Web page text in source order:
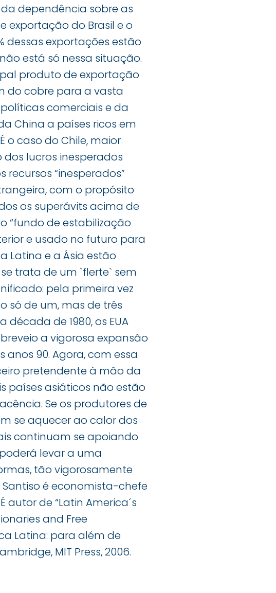
dependência sobre as
exportação do Brasil e o
dessas exportações estão
está só nessa situação.
produto de exportação
do cobre para a vasta
comerciais e da
China a países ricos em
o caso do Chile, maior
lucros inesperados
“inesperados”
com o propósito
os superávits acima de
“fundo de estabilização
e usado no futuro para
Latina e a Ásia estão
trata de um `flerte` sem
pela primeira vez
só de um, mas de três
de 1980, os EUA
a vigorosa expansão
90. Agora, com essa
pretendente à mão da
países asiáticos não estão
Se os produtores de
se aquecer ao calor dos
continuam se apoiando
levar a uma
tão vigorosamente
é economista-chefe
autor de “Latin America´s
and Free
Latina: para além de
MIT Press, 2006.